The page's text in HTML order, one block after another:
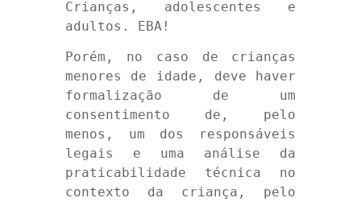
Crianças, adolescentes e
adultos. EBA!
Porém, no caso de crianças
menores de idade, deve haver
formalização de um
consentimento de, pelo
menos, um dos responsáveis
legais e uma análise da
praticabilidade técnica no
contexto da criança, pelo